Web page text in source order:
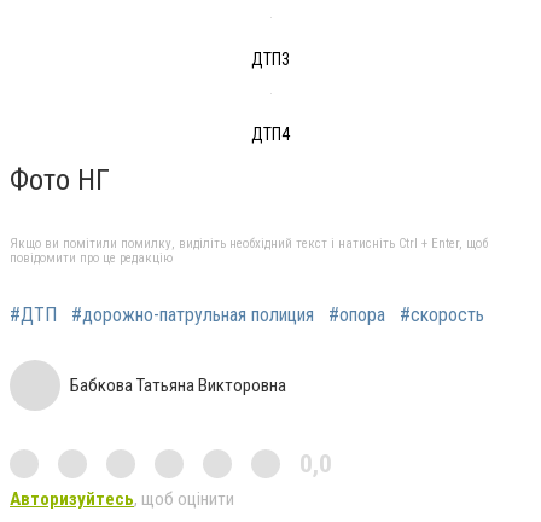
ДТП3
ДТП4
Фото НГ
Якщо ви помітили помилку, виділіть необхідний текст і натисніть Ctrl + Enter, щоб
повідомити про це редакцію
#ДТП #дорожно-патрульная полиция #опора #скорость
Бабкова Татьяна Викторовна
0,0
Авторизуйтесь, щоб оцінити